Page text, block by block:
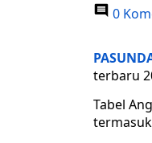
0
terbaru
Tabel